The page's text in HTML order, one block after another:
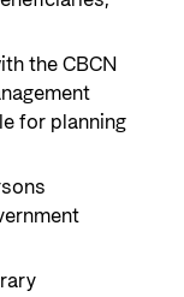
the CBCN
for planning